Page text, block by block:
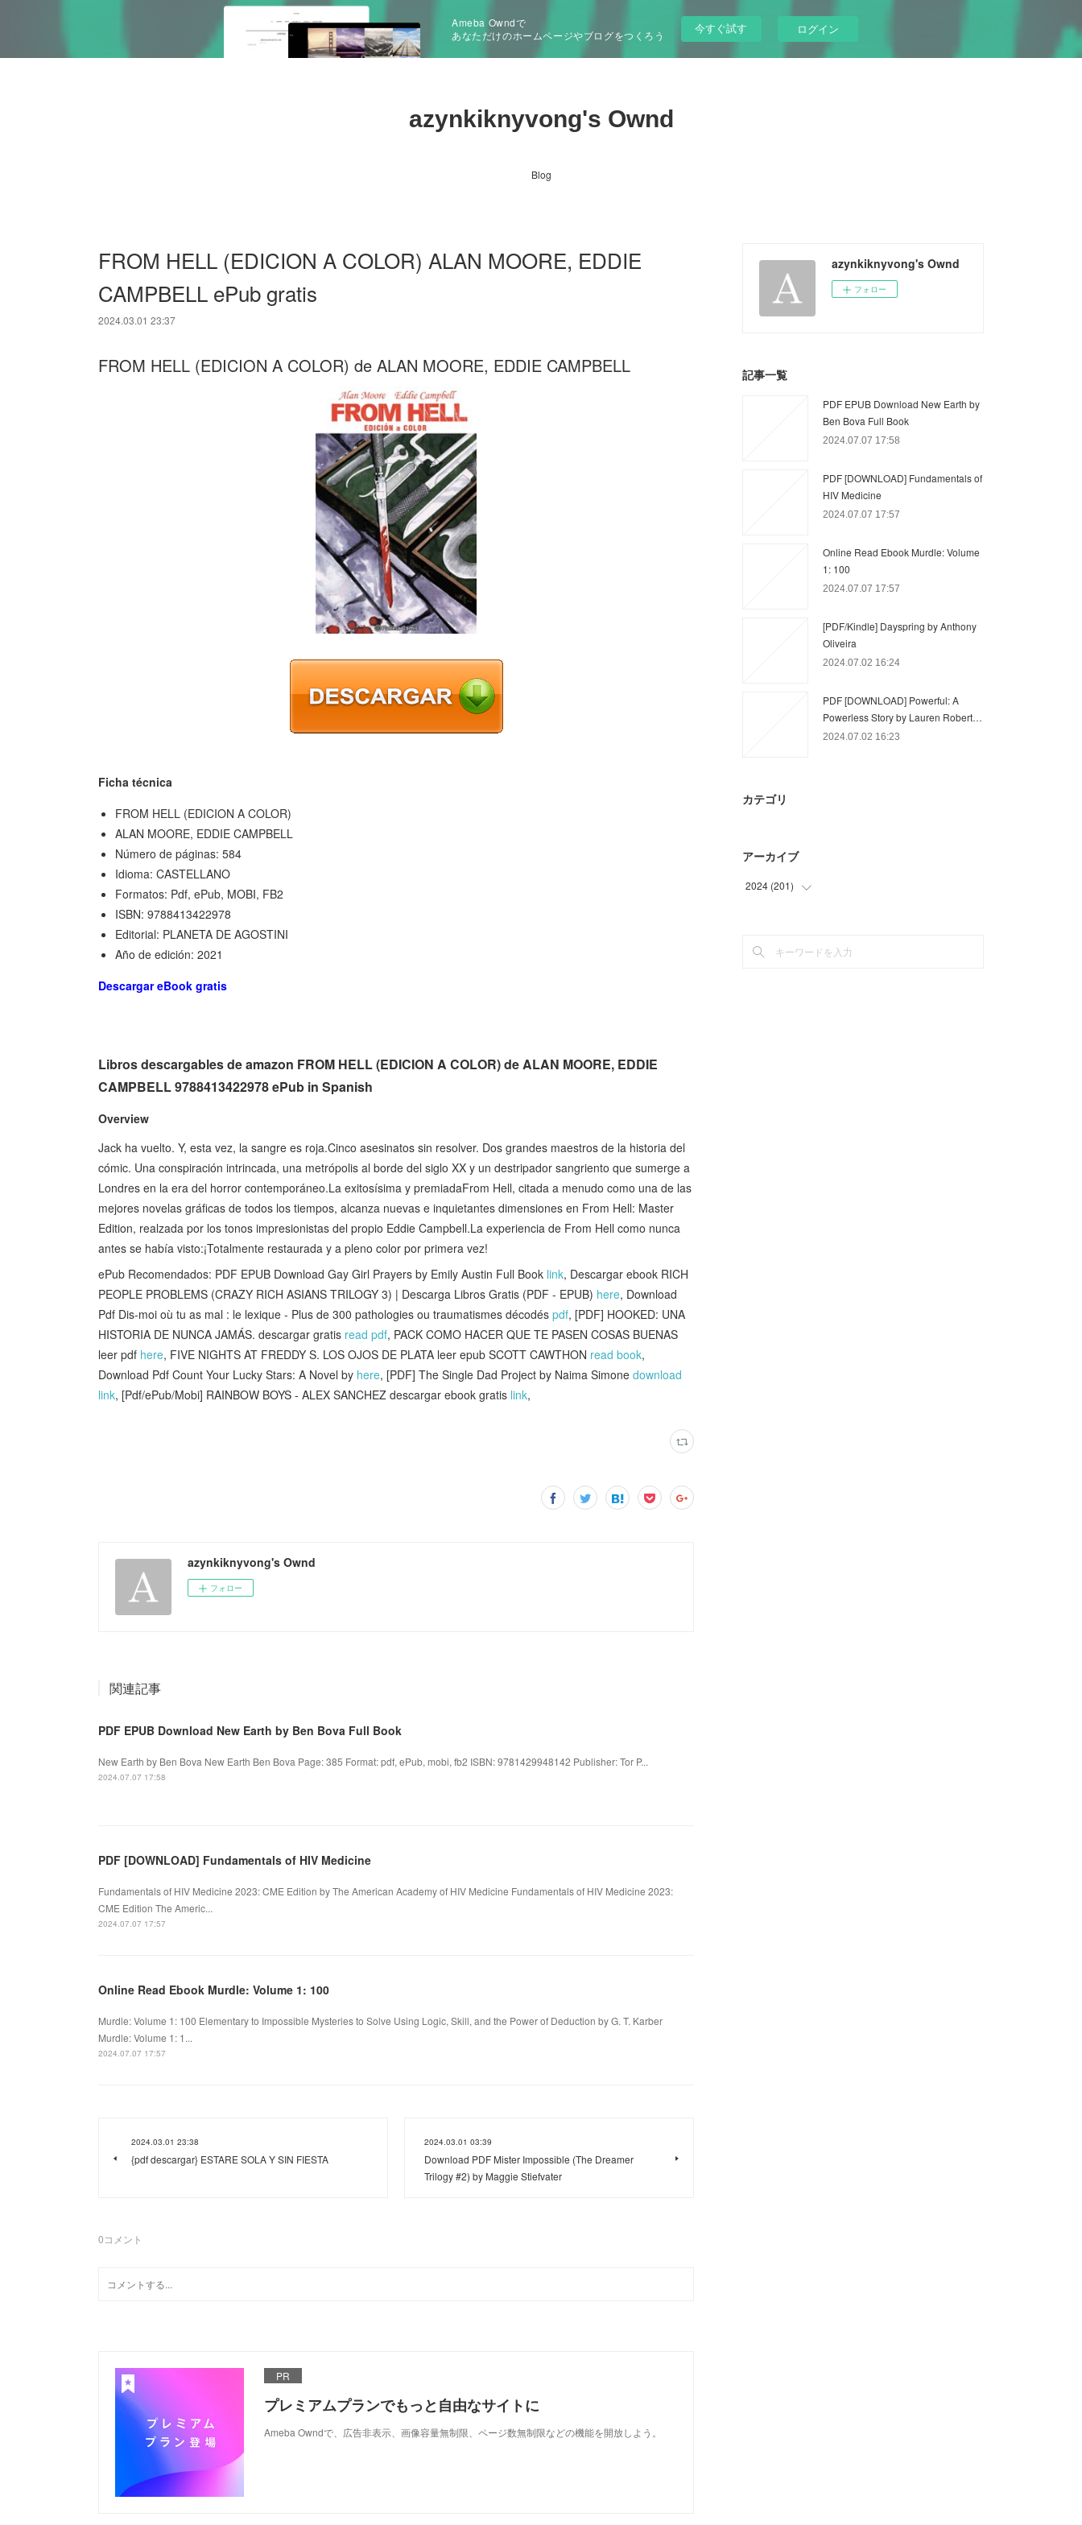
Ameba Owndで
あなただけのホームページやブログをつくろう
今すぐ試す ログイン
azynkiknyvong's Ownd
Blog
FROM HELL (EDICION A COLOR) ALAN MOORE, EDDIE
CAMPBELL ePub gratis
2024.03.01 23:37
FROM HELL (EDICION A COLOR) de ALAN MOORE, EDDIE CAMPBELL
Ficha técnica
FROM HELL (EDICION A COLOR)
ALAN MOORE, EDDIE CAMPBELL
Número de páginas: 584
Idioma: CASTELLANO
Formatos: Pdf, ePub, MOBI, FB2
ISBN: 9788413422978
Editorial: PLANETA DE AGOSTINI
Año de edición: 2021
Descargar eBook gratis
Libros descargables de amazon FROM HELL (EDICION A COLOR) de ALAN MOORE, EDDIE
CAMPBELL 9788413422978 ePub in Spanish
Overview
Jack ha vuelto. Y, esta vez, la sangre es roja.Cinco asesinatos sin resolver. Dos grandes maestros de la historia del
cómic. Una conspiración intrincada, una metrópolis al borde del siglo XX y un destripador sangriento que sumerge a
Londres en la era del horror contemporáneo.La exitosísima y premiadaFrom Hell, citada a menudo como una de las
mejores novelas gráficas de todos los tiempos, alcanza nuevas e inquietantes dimensiones en From Hell: Master
Edition, realzada por los tonos impresionistas del propio Eddie Campbell.La experiencia de From Hell como nunca
antes se había visto:¡Totalmente restaurada y a pleno color por primera vez!
ePub Recomendados: PDF EPUB Download Gay Girl Prayers by Emily Austin Full Book link, Descargar ebook RICH
PEOPLE PROBLEMS (CRAZY RICH ASIANS TRILOGY 3) | Descarga Libros Gratis (PDF - EPUB) here, Download
Pdf Dis-moi où tu as mal : le lexique - Plus de 300 pathologies ou traumatismes décodés pdf, [PDF] HOOKED: UNA
HISTORIA DE NUNCA JAMÁS. descargar gratis read pdf, PACK COMO HACER QUE TE PASEN COSAS BUENAS
leer pdf here, FIVE NIGHTS AT FREDDY S. LOS OJOS DE PLATA leer epub SCOTT CAWTHON read book,
Download Pdf Count Your Lucky Stars: A Novel by here, [PDF] The Single Dad Project by Naima Simone download
link, [Pdf/ePub/Mobi] RAINBOW BOYS - ALEX SANCHEZ descargar ebook gratis link,
azynkiknyvong's Ownd
フォロー
関連記事
PDF EPUB Download New Earth by Ben Bova Full Book
New Earth by Ben Bova New Earth Ben Bova Page: 385 Format: pdf, ePub, mobi, fb2 ISBN: 9781429948142 Publisher: Tor P...
2024.07.07 17:58
PDF [DOWNLOAD] Fundamentals of HIV Medicine
Fundamentals of HIV Medicine 2023: CME Edition by The American Academy of HIV Medicine Fundamentals of HIV Medicine 2023:
CME Edition The Americ...
2024.07.07 17:57
Online Read Ebook Murdle: Volume 1: 100
Murdle: Volume 1: 100 Elementary to Impossible Mysteries to Solve Using Logic, Skill, and the Power of Deduction by G. T. Karber
Murdle: Volume 1: 1...
2024.07.07 17:57
2024.03.01 23:38
{pdf descargar} ESTARE SOLA Y SIN FIESTA
2024.03.01 03:39
Download PDF Mister Impossible (The Dreamer
Trilogy #2) by Maggie Stiefvater
0コメント
PR
プレミアムプランでもっと自由なサイトに
Ameba Owndで、広告非表示、画像容量無制限、ページ数無制限などの機能を開放しよう。
azynkiknyvong's Ownd
フォロー
記事一覧
PDF EPUB Download New Earth by
Ben Bova Full Book
2024.07.07 17:58
PDF [DOWNLOAD] Fundamentals of
HIV Medicine
2024.07.07 17:57
Online Read Ebook Murdle: Volume
1: 100
2024.07.07 17:57
[PDF/Kindle] Dayspring by Anthony
Oliveira
2024.07.02 16:24
PDF [DOWNLOAD] Powerful: A
Powerless Story by Lauren Robert…
2024.07.02 16:23
カテゴリ
アーカイブ
2024 (201)
(